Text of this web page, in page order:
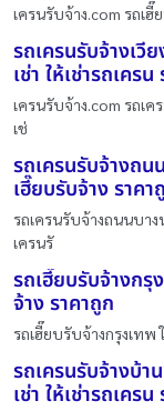
เครนรับจ้าง.com รถเ
รถเครนรับจ้างเวี
เช่า ให้เช่ารถเคร
เครนรับจ้าง.com รถเค
เช่
รถเครนรับจ้างถน
เฮี๊ยบรับจ้าง ราคา
รถเครนรับจ้างถนนบาง
เครนรั
รถเฮี๊ยบรับจ้างกรุ
จ้าง ราคาถูก
รถเฮี๊ยบรับจ้างกรุงเทพ
รถเครนรับจ้างบ้า
เช่า ให้เช่ารถเคร